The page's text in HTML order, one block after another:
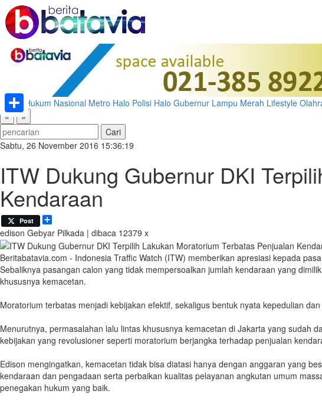
Home Hukum Nasional Metro Halo Polisi Halo Gubernur Lampu Merah Lifestyle
«
»
Sabtu, 26 November 2016 15:36:19
ITW Dukung Gubernur DKI
Kendaraan
Post
edison Gebyar Pilkada | dibaca 12379 x
Beritabatavia.com - Indonesia Traffic Watch (ITW) memberikan apresiasi kepada
Sebaliknya pasangan calon yang tidak mempersoalkan jumlah kendaraan yang
khususnya kemacetan.
Moratorium terbatas menjadi kebijakan efektif, sekaligus bentuk nyata kepedulian
Menurutnya, permasalahan lalu lintas khususnya kemacetan di Jakarta yang sudah
kebijakan yang revolusioner seperti moratorium berjangka terhadap penjualan
Edison mengingatkan, kemacetan tidak bisa diatasi hanya dengan anggaran yang
kendaraan dan pengadaan serta perbaikan kualitas pelayanan angkutan umum
penegakan hukum yang baik.
Share